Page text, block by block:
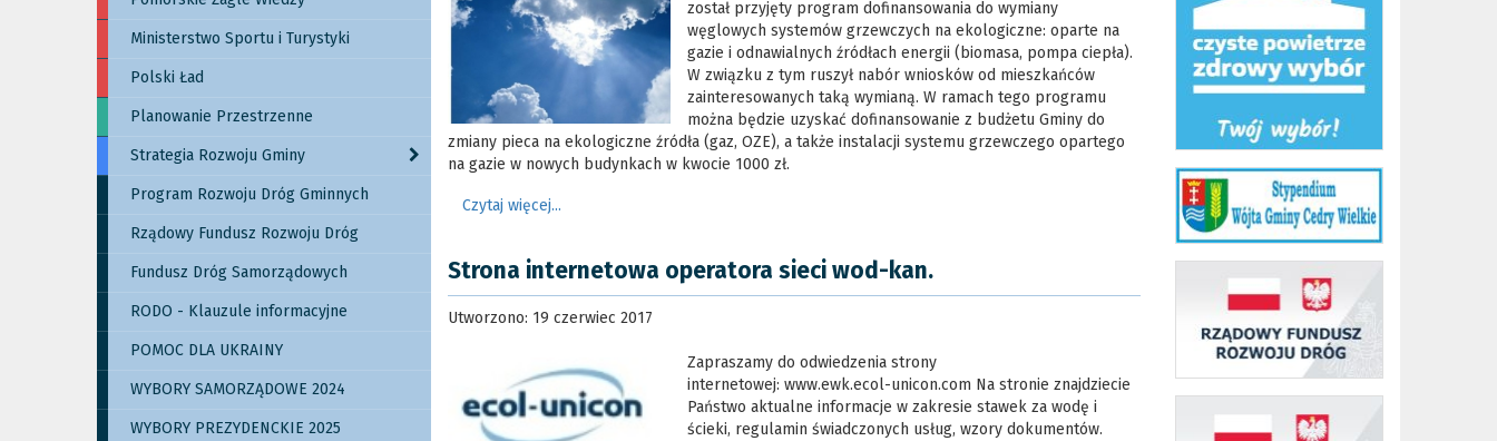
Ministerstwo Sportu i Turystyki
Polski Ład
Planowanie Przestrzenne
Strategia Rozwoju Gminy
Program Rozwoju Dróg Gminnych
Rządowy Fundusz Rozwoju Dróg
Fundusz Dróg Samorządowych
RODO - Klauzule informacyjne
POMOC DLA UKRAINY
WYBORY SAMORZĄDOWE 2024
WYBORY PREZYDENCKIE 2025
został przyjęty program dofinansowania do wymiany
węglowych systemów grzewczych na ekologiczne: oparte na
gazie i odnawialnych źródłach energii (biomasa, pompa ciepła).
W związku z tym ruszył nabór wniosków od mieszkańców
zainteresowanych taką wymianą. W ramach tego programu
można będzie uzyskać dofinansowanie z budżetu Gminy do
zmiany pieca na ekologiczne źródła (gaz, OZE), a także instalacji systemu grzewczego opartego
na gazie w nowych budynkach w kwocie 1000 zł.
Czytaj więcej...
Strona internetowa operatora sieci wod-kan.
Utworzono: 19 czerwiec 2017
Zapraszamy do odwiedzenia strony
internetowej: www.ewk.ecol-unicon.com Na stronie znajdziecie
Państwo aktualne informacje w zakresie stawek za wodę i
ścieki, regulamin świadczonych usług, wzory dokumentów.